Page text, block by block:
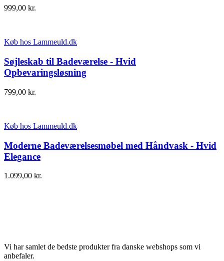
999,00 kr.
Køb hos Lammeuld.dk
Søjleskab til Badeværelse - Hvid
Opbevaringsløsning
799,00 kr.
Køb hos Lammeuld.dk
Moderne Badeværelsesmøbel med Håndvask - Hvid
Elegance
1.099,00 kr.
Vi har samlet de bedste produkter fra danske webshops som vi
anbefaler.